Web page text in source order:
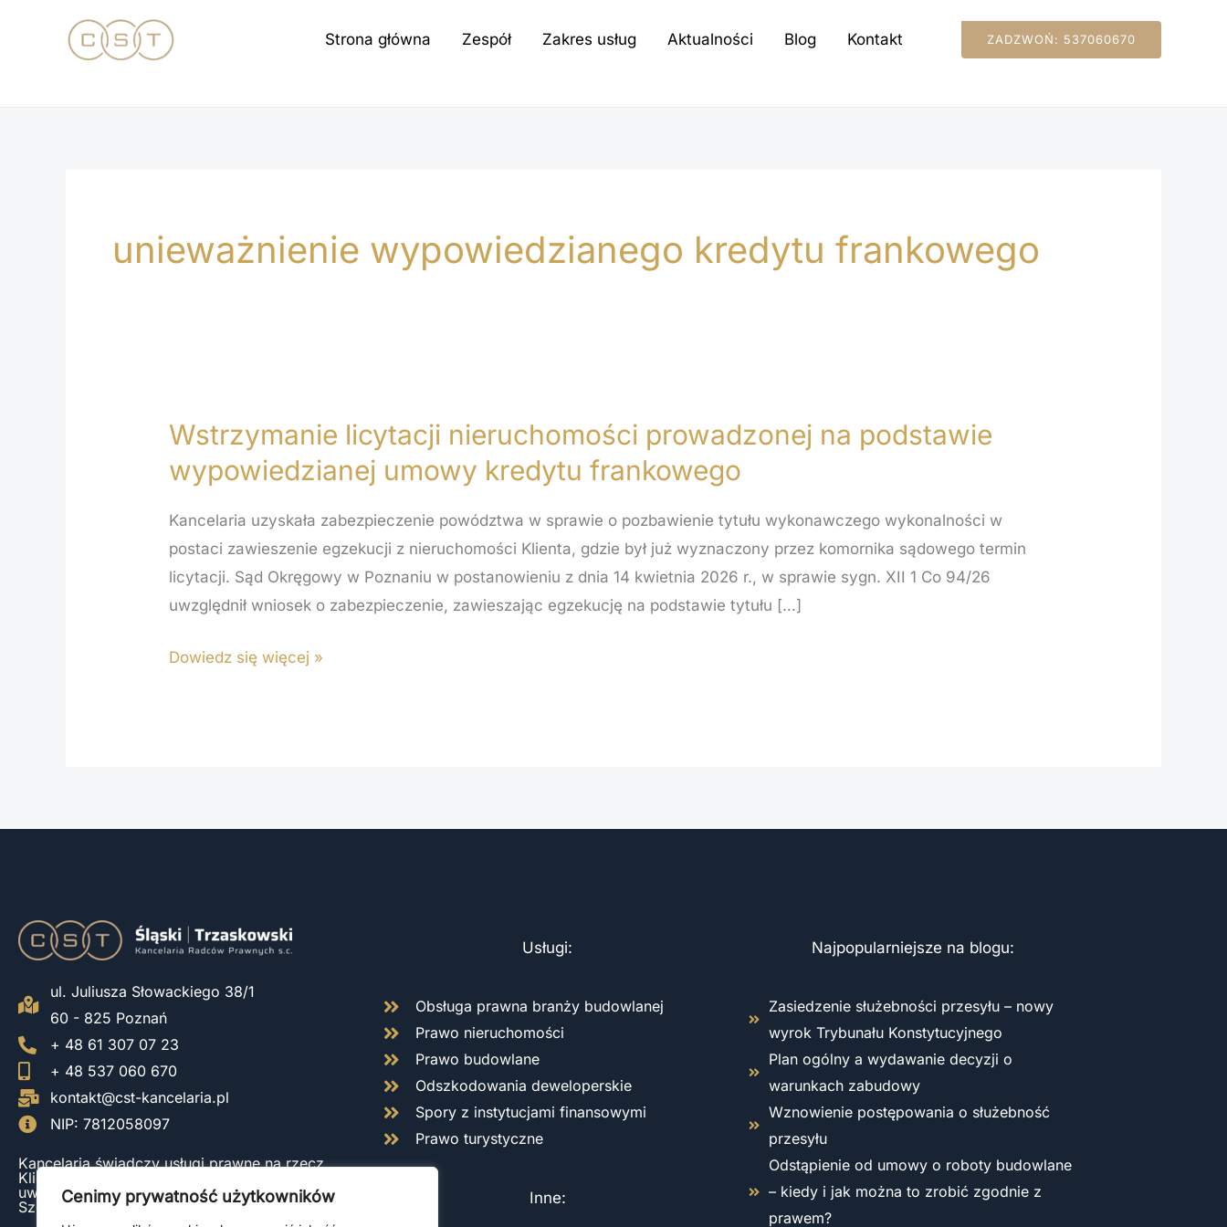
Cenimy prywatność użytkowników
Strona główna Zespół Zakres usług Aktualności Blog Kontakt ZADZWOŃ: 537060670
unieważnienie wypowiedzianego kredytu frankowego
Wstrzymanie licytacji nieruchomości prowadzonej na podstawie
wypowiedzianej umowy kredytu frankowego
Kancelaria uzyskała zabezpieczenie powództwa w sprawie o pozbawienie tytułu wykonawczego wykonalności w
postaci zawieszenie egzekucji z nieruchomości Klienta, gdzie był już wyznaczony przez komornika sądowego termin
licytacji. Sąd Okręgowy w Poznaniu w postanowieniu z dnia 14 kwietnia 2026 r., w sprawie sygn. XII 1 Co 94/26
uwzględnił wniosek o zabezpieczenie, zawieszając egzekucję na podstawie tytułu […]
Wstrzymanie
nieruchomości
prowadzonej
na
podstawie
wypowiedzianej
kredytu
Dowiedz się więcej »
ul. Juliusza Słowackiego 38/1
60 - 825 Poznań
+ 48 61 307 07 23
+ 48 537 060 670
kontakt@cst-kancelaria.pl
NIP: 7812058097
Kancelaria świadczy usługi prawne na rzecz
Klientów z całej Polski, ze szczególnym
uwzględnieniem Gdańska, Katowic, Poznania,
Szczecina, Warszawy oraz Wrocławia.
Usługi:
Obsługa prawna branży budowlanej
Prawo nieruchomości
Prawo budowlane
Odszkodowania deweloperskie
Spory z instytucjami finansowymi
Prawo turystyczne
Inne:
Najpopularniejsze na blogu:
Zasiedzenie służebności przesyłu – nowy
wyrok Trybunału Konstytucyjnego
Plan ogólny a wydawanie decyzji o
warunkach zabudowy
Wznowienie postępowania o służebność
przesyłu
Odstąpienie od umowy o roboty budowlane
– kiedy i jak można to zrobić zgodnie z
prawem?